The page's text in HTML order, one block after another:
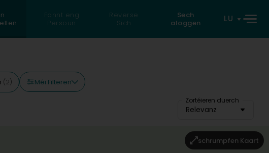
Fannt eng
Persoun
Reverse
Sich
Sech
aloggen
LU
(2) Méi Filteren
Zortéieren duerch
Relevanz
schrumpfen Kaart